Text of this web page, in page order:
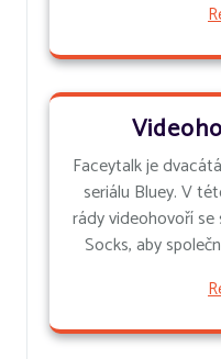
Faceytalk je
seriálu Bluey. V
rády videohovoří
Socks, aby